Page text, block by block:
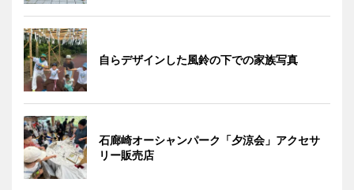
自らデザインした風鈴の下での家族写真
石廊崎オーシャンパーク「夕涼会」アクセサ
リー販売店